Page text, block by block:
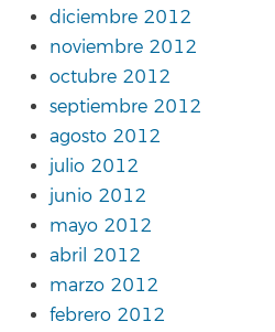
diciembre 2012
noviembre 2012
octubre 2012
septiembre 2012
agosto 2012
julio 2012
junio 2012
mayo 2012
abril 2012
marzo 2012
febrero 2012